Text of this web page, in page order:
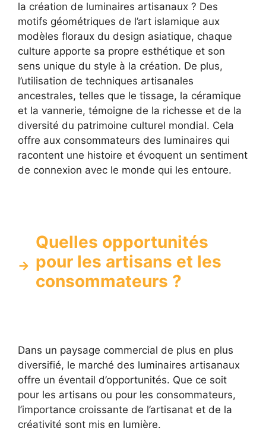
la création de luminaires artisanaux ? Des
motifs géométriques de l’art islamique aux
modèles floraux du design asiatique, chaque
culture apporte sa propre esthétique et son
sens unique du style à la création. De plus,
l’utilisation de techniques artisanales
ancestrales, telles que le tissage, la céramique
et la vannerie, témoigne de la richesse et de la
diversité du patrimoine culturel mondial. Cela
offre aux consommateurs des luminaires qui
racontent une histoire et évoquent un sentiment
de connexion avec le monde qui les entoure.
Quelles opportunités
pour les artisans et les
consommateurs ?
Dans un paysage commercial de plus en plus
diversifié, le marché des luminaires artisanaux
offre un éventail d’opportunités. Que ce soit
pour les artisans ou pour les consommateurs,
l’importance croissante de l’artisanat et de la
créativité sont mis en lumière.